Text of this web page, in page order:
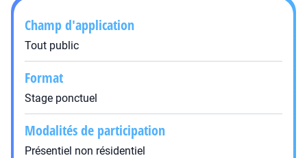
Champ d'application
Tout public
Format
Stage ponctuel
Modalités de participation
Présentiel non résidentiel